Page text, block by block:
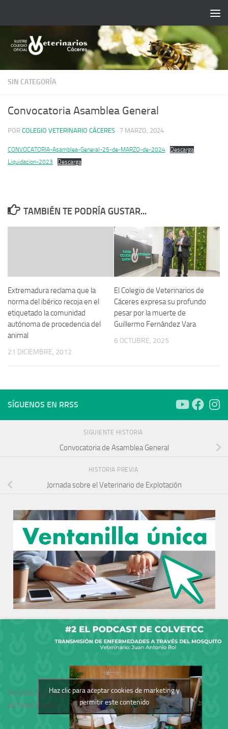
SIN CATEGORÍA
Convocatoria Asamblea General
POR COLEGIO VETERINARIO CÁCERES · 7 MARZO, 2024
CONVOCATORIA-Asamblea-General-25-de-MARZO-de-2024
Descarga
Liquidacion-2023
Descarga
TAMBIÉN TE PODRÍA GUSTAR...
Extremadura reclama que la
norma del ibérico recoja en el
etiquetado la comunidad
autónoma de procedencia del
animal
21 DICIEMBRE, 2012
El Colegio de Veterinarios de
Cáceres expresa su profundo
pesar por la muerte de
Guillermo Fernández Vara
6 OCTUBRE, 2025
SÍGUENOS EN RRSS
SIGUIENTE HISTORIA
Convocatoria de Asamblea General
HISTORIA PREVIA
Jornada sobre el Veterinario de Explotación
Podcast del Colegio
de Veterinarios
Haz clic para aceptar cookies de marketing y
permitir este contenido